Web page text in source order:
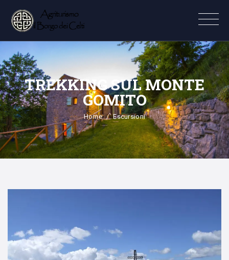
TREKKING SUL MONTE
GOMITO
Home Escursioni